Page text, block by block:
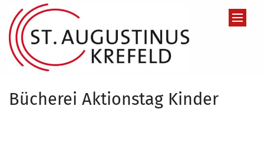
Zum Inhalt springen
Bücherei Aktionstag Kinder